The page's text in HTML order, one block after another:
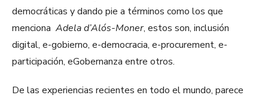
democráticas y dando pie a términos como los que
menciona Adela d’Alós-Moner, estos son, inclusión
digital, e-gobierno, e-democracia, e-procurement, e-
participación, eGobernanza entre otros.
De las experiencias recientes en todo el mundo, parece